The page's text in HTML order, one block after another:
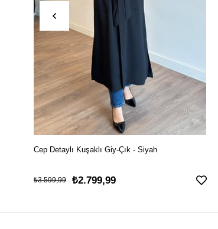
Cep Detaylı Kuşaklı Giy-Çık - Siyah
₺2.799,99
₺3.599,99